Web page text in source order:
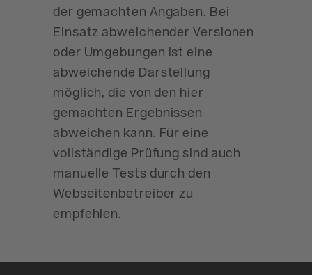
der gemachten Angaben. Bei
Einsatz abweichender Versionen
oder Umgebungen ist eine
abweichende Darstellung
möglich, die von den hier
gemachten Ergebnissen
abweichen kann. Für eine
vollständige Prüfung sind auch
manuelle Tests durch den
Webseitenbetreiber zu
empfehlen.